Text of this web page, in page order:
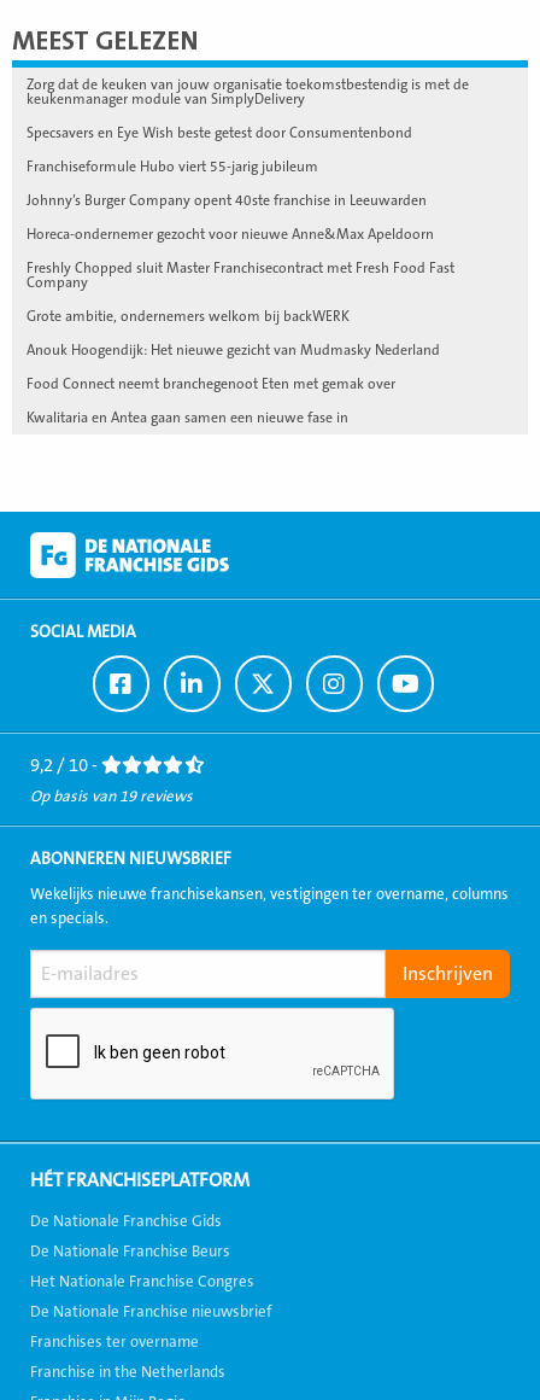
MEEST GELEZEN
Zorg dat de keuken van jouw organisatie toekomstbestendig is met de
keukenmanager module van SimplyDelivery
Specsavers en Eye Wish beste getest door Consumentenbond
Franchiseformule Hubo viert 55-jarig jubileum
Johnny’s Burger Company opent 40ste franchise in Leeuwarden
Horeca-ondernemer gezocht voor nieuwe Anne&Max Apeldoorn
Freshly Chopped sluit Master Franchisecontract met Fresh Food Fast
Company
Grote ambitie, ondernemers welkom bij backWERK
Anouk Hoogendijk: Het nieuwe gezicht van Mudmasky Nederland
Food Connect neemt branchegenoot Eten met gemak over
Kwalitaria en Antea gaan samen een nieuwe fase in
SOCIAL MEDIA
Ga
naar
Facebook
Ga
naar
LinkedIn
Ga
naar
Twitter
Ga
naar
Instagram
Ga
naar
Youtube
9,2 / 10 -
Op basis van 19 reviews
ABONNEREN NIEUWSBRIEF
Wekelijks nieuwe franchisekansen, vestigingen ter overname, columns
en specials.
HÉT FRANCHISEPLATFORM
De Nationale Franchise Gids
De Nationale Franchise Beurs
Het Nationale Franchise Congres
De Nationale Franchise nieuwsbrief
Franchises ter overname
Franchise in the Netherlands